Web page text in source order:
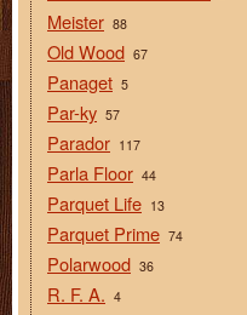
Meister 88
Old Wood 67
Panaget 5
Par-ky 57
Parador 117
Parla Floor 44
Parquet Life 13
Parquet Prime 74
Polarwood 36
R. F. A. 4